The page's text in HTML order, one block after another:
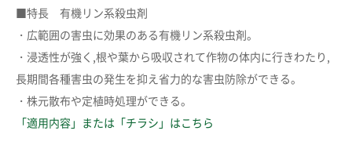
お買い物を続ける
カートへ進む
■特長 有機リン系殺虫剤
・広範囲の害虫に効果のある有機リン系殺虫剤。
・浸透性が強く,根や葉から吸収されて作物の体内に行きわたり,
長期間各種害虫の発生を抑え省力的な害虫防除ができる。
・株元散布や定植時処理ができる。
「適用内容」または「チラシ」はこちら